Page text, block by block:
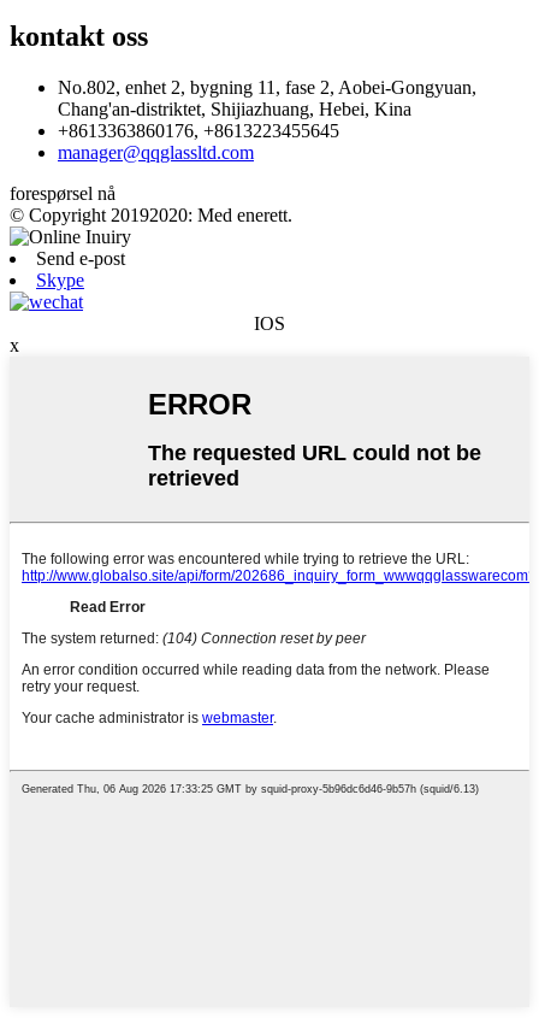
kontakt oss
No.802, enhet 2, bygning 11, fase 2, Aobei-Gongyuan,
Chang'an-distriktet, Shijiazhuang, Hebei, Kina
+8613363860176, +8613223455645
manager@qqglassltd.com
forespørsel nå
© Copyright 20192020: Med enerett.
Send e-post
Skype
IOS
x